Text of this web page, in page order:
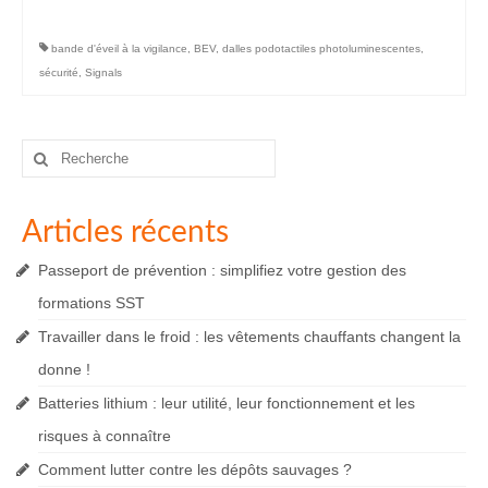
bande d'éveil à la vigilance BEV, dalles podotactiles photoluminescentes
sécurité
Signals
Rechercher
Articles récents
Passeport de prévention : simplifiez votre gestion des
formations SST
Travailler dans le froid : les vêtements chauffants changent la
donne !
Batteries lithium : leur utilité, leur fonctionnement et les
risques à connaître
Comment lutter contre les dépôts sauvages ?